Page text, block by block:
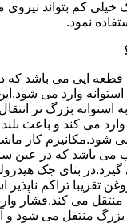
کم بتواند نیروی
نمود.
ایی می باشد که
وارد می
استوانه بزرگ تر
می کند و باعث
شود.مکانیزم کار
می باشد که در عین
بنای جک
تقریبا تراکم
می کند.فشار
منتقل می شود و